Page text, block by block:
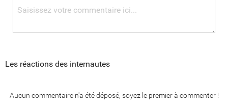
Les réactions des internautes
Aucun commentaire n'a été déposé, soyez le premier à commenter !